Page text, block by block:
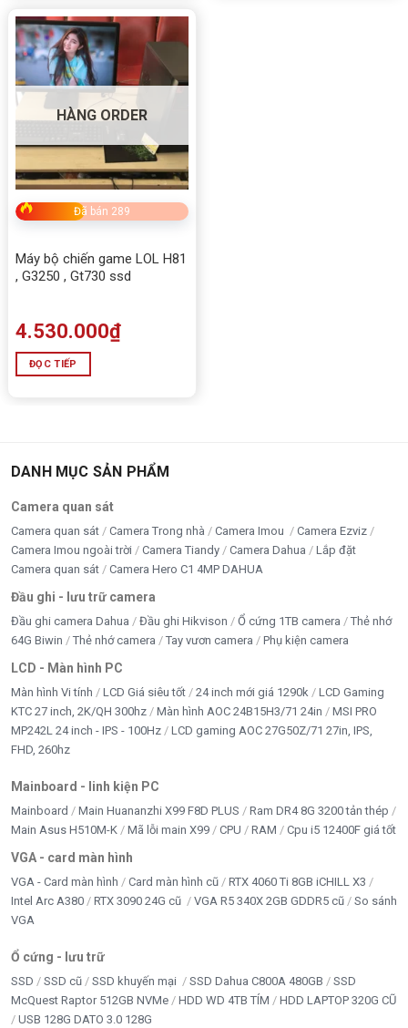
HÀNG ORDER
Đã bán 289
Máy bộ chiến game LOL H81
, G3250 , Gt730 ssd
4.530.000₫
ĐỌC TIẾP
DANH MỤC SẢN PHẨM
Camera quan sát
Camera quan sát Camera Trong nhà Camera Imou
Camera Ezviz
Camera Imou ngoài trời
Camera Tiandy Camera Dahua
Lắp đặt
Camera quan sát
Camera Hero C1 4MP DAHUA
Đầu ghi - lưu trữ camera
Đầu ghi camera Dahua Đầu ghi Hikvison Ổ cứng 1TB camera
Thẻ nhớ
64G Biwin
Thẻ nhớ camera Tay vươn camera Phụ kiện camera
LCD - Màn hình PC
Màn hình Vi tính LCD Giá siêu tốt 24 inch mới giá 1290k
LCD Gaming
KTC 27 inch, 2K/QH 300hz
Màn hình AOC 24B15H3/71 24in
MSI PRO
MP242L 24 inch - IPS - 100Hz
LCD gaming AOC 27G50Z/71 27in, IPS,
FHD, 260hz
Mainboard - linh kiện PC
Mainboard Main Huananzhi X99 F8D PLUS
Ram DR4 8G 3200 tản thép
Main Asus H510M-K
Mã lỗi main X99 CPU RAM Cpu i5 12400F giá tốt
VGA - card màn hình
VGA - Card màn hình Card màn hình cũ
RTX 4060 Ti 8GB iCHILL X3
Intel Arc A380
RTX 3090 24G cũ VGA R5 340X 2GB GDDR5 cũ
So sánh
VGA
Ổ cứng - lưu trữ
SSD SSD cũ SSD khuyến mại SSD Dahua C800A 480GB
SSD
McQuest Raptor 512GB NVMe
HDD WD 4TB TÍM
HDD LAPTOP 320G CŨ
USB 128G DATO 3.0 128G